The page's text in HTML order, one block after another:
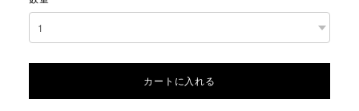
カートに入れる